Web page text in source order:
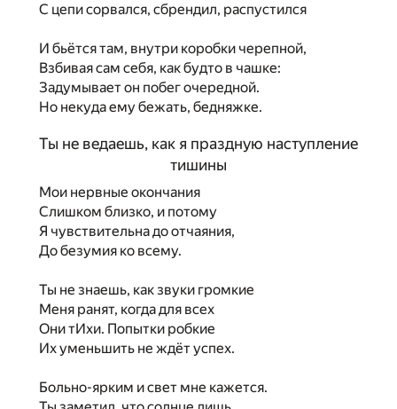
С цепи сорвался, сбрендил, распустился
И бьётся там, внутри коробки черепной,
Взбивая сам себя, как будто в чашке:
Задумывает он побег очередной.
Но некуда ему бежать, бедняжке.
Ты не ведаешь, как я праздную наступление
тишины
Мои нервные окончания
Слишком близко, и потому
Я чувствительна до отчаяния,
До безумия ко всему.
Ты не знаешь, как звуки громкие
Меня ранят, когда для всех
Они тИхи. Попытки робкие
Их уменьшить не ждёт успех.
Больно-ярким и свет мне кажется.